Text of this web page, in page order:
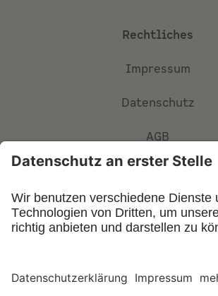
Rechtliches
Impressum
Datenschutz
AGB
Privatsphäre-
©2026UFIN Technology